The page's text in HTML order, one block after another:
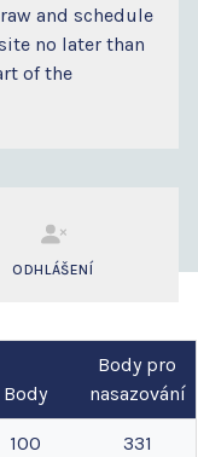
and schedule
no later than
of the
ODHLÁŠENÍ
Body
Body pro
nasazování
100 331